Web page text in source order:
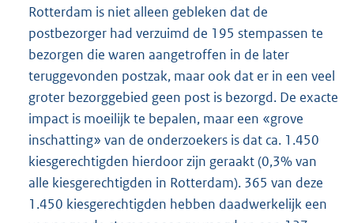
Rotterdam is niet alleen gebleken dat de
postbezorger had verzuimd de 195 stempassen te
bezorgen die waren aangetroffen in de later
teruggevonden postzak, maar ook dat er in een veel
groter bezorggebied geen post is bezorgd. De exacte
impact is moeilijk te bepalen, maar een «grove
inschatting» van de onderzoekers is dat ca. 1.450
kiesgerechtigden hierdoor zijn geraakt (0,3% van
alle kiesgerechtigden in Rotterdam). 365 van deze
1.450 kiesgerechtigden hebben daadwerkelijk een